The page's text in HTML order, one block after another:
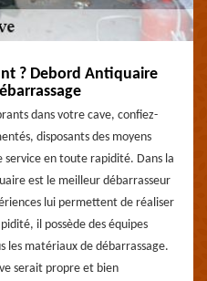
? Debord Antiquaire
dans votre cave, confiez-
disposants des moyens
service en toute rapidité. Dans la
est le meilleur débarrasseur
lui permettent de réaliser
il possède des équipes
les matériaux de débarrassage.
serait propre et bien